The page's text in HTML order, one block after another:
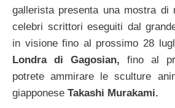
gallerista presenta una mostra di
celebri scrittori eseguiti dal
in visione fino al prossimo 28
Londra di Gagosian, fino al
potrete ammirare le sculture
giapponese Takashi Murakami.